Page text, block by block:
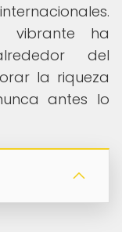
vibrante ha
del
la riqueza
antes lo